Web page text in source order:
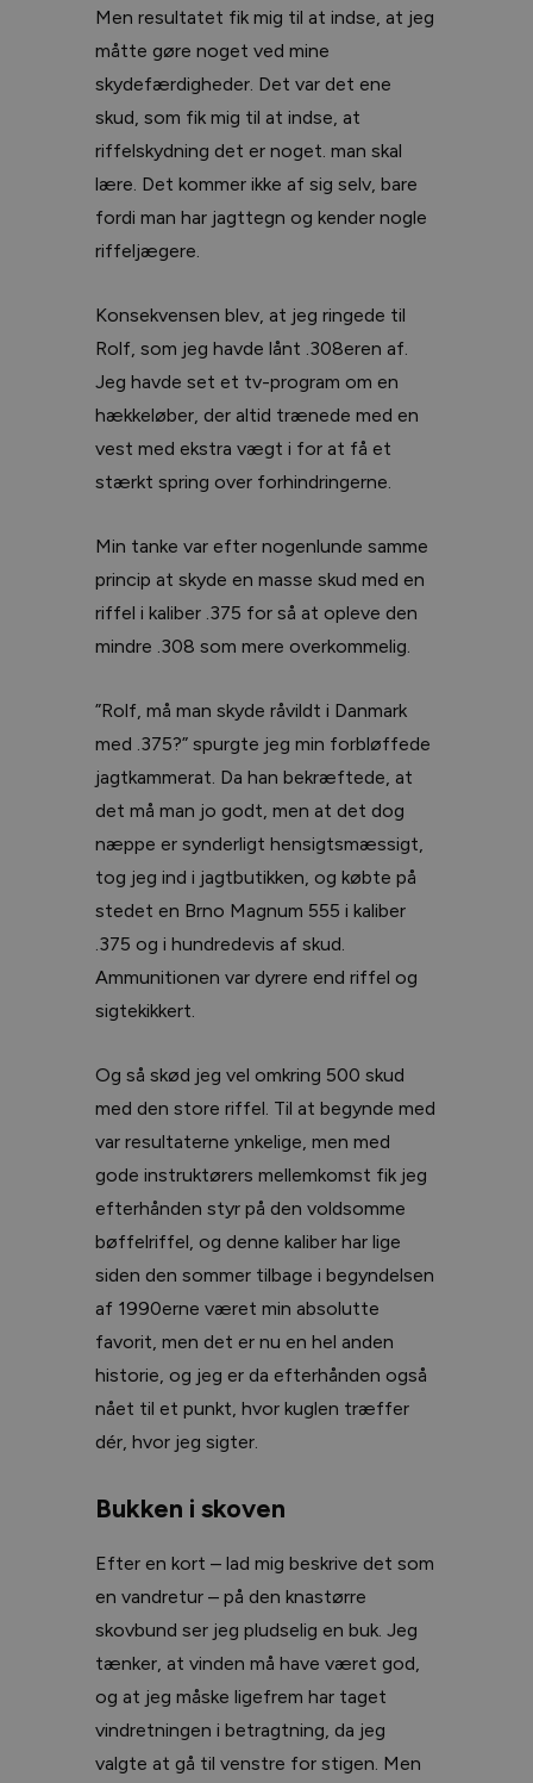
Men resultatet fik mig til at indse, at jeg
måtte gøre noget ved mine
skydefærdigheder. Det var det ene
skud, som fik mig til at indse, at
riffelskydning det er noget. man skal
lære. Det kommer ikke af sig selv, bare
fordi man har jagttegn og kender nogle
riffeljægere.
Konsekvensen blev, at jeg ringede til
Rolf, som jeg havde lånt .308eren af.
Jeg havde set et tv-program om en
hækkeløber, der altid trænede med en
vest med ekstra vægt i for at få et
stærkt spring over forhindringerne.
Min tanke var efter nogenlunde samme
princip at skyde en masse skud med en
riffel i kaliber .375 for så at opleve den
mindre .308 som mere overkommelig.
”Rolf, må man skyde råvildt i Danmark
med .375?” spurgte jeg min forbløffede
jagtkammerat. Da han bekræftede, at
det må man jo godt, men at det dog
næppe er synderligt hensigtsmæssigt,
tog jeg ind i jagtbutikken, og købte på
stedet en Brno Magnum 555 i kaliber
.375 og i hundredevis af skud.
Ammunitionen var dyrere end riffel og
sigtekikkert.
Og så skød jeg vel omkring 500 skud
med den store riffel. Til at begynde med
var resultaterne ynkelige, men med
gode instruktørers mellemkomst fik jeg
efterhånden styr på den voldsomme
bøffelriffel, og denne kaliber har lige
siden den sommer tilbage i begyndelsen
af 1990erne været min absolutte
favorit, men det er nu en hel anden
historie, og jeg er da efterhånden også
nået til et punkt, hvor kuglen træffer
dér, hvor jeg sigter.
Bukken i skoven
Efter en kort – lad mig beskrive det som
en vandretur – på den knastørre
skovbund ser jeg pludselig en buk. Jeg
tænker, at vinden må have været god,
og at jeg måske ligefrem har taget
vindretningen i betragtning, da jeg
valgte at gå til venstre for stigen. Men